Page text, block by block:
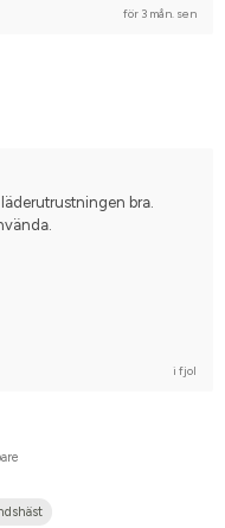
för 3 mån. sen
bra.
i fjol